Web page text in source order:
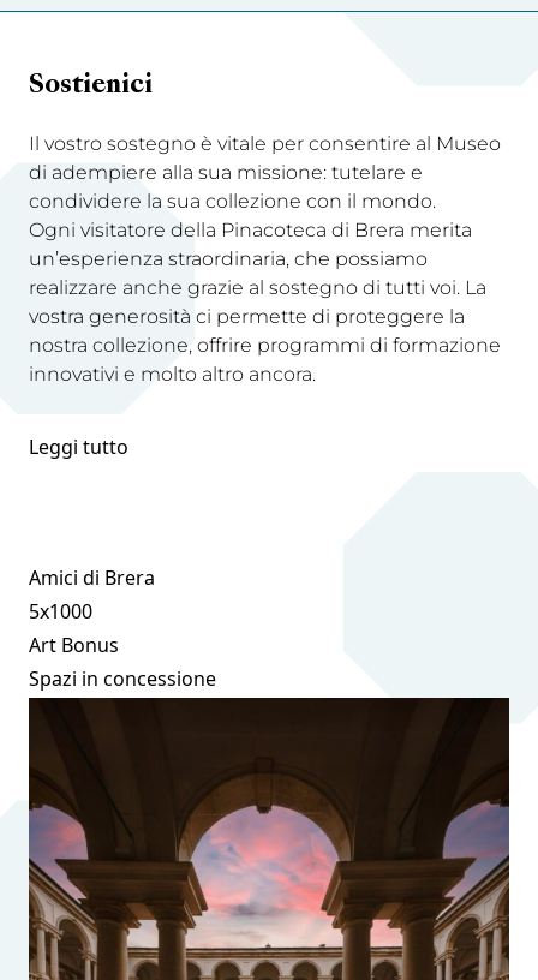
Sostienici
Il vostro sostegno è vitale per consentire al Museo
di adempiere alla sua missione: tutelare e
condividere la sua collezione con il mondo.
Ogni visitatore della Pinacoteca di Brera merita
un’esperienza straordinaria, che possiamo
realizzare anche grazie al sostegno di tutti voi. La
vostra generosità ci permette di proteggere la
nostra collezione, offrire programmi di formazione
innovativi e molto altro ancora.
Leggi tutto
Amici di Brera
5x1000
Art Bonus
Spazi in concessione